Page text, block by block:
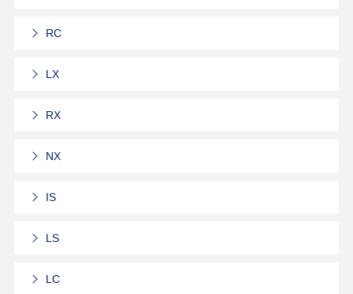
RC
LX
RX
NX
IS
LS
LC